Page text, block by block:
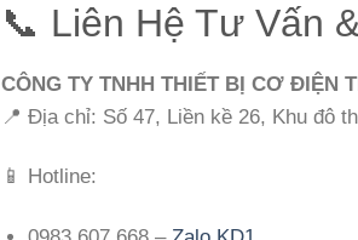
📞 Liên Hệ Tư Vấn
CÔNG TY TNHH THIẾT BỊ CƠ ĐIỆN
📍 Địa chỉ: Số 47, Liền kề 26, Khu đô
📱 Hotline: